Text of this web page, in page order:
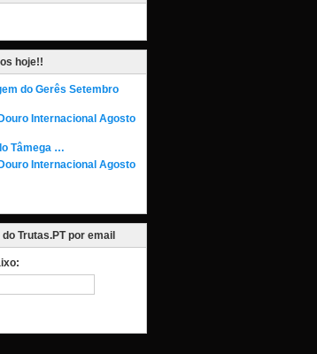
hoje!!
do Gerês Setembro
Internacional Agosto
Tâmega …
Internacional Agosto
Trutas.PT por email